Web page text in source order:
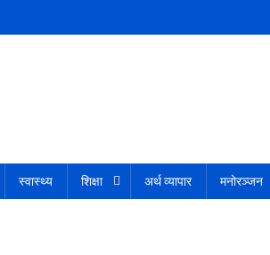
स्वास्थ्य शिक्षा अर्थ व्यापार मनोरञ्जन